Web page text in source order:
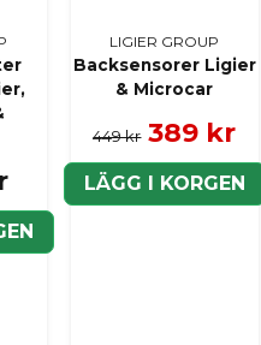
LIGIER GROUP
Backsensorer Ligier
& Microcar
449 kr 389 kr
LÄGG I KORGEN